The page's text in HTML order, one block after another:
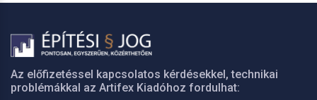
Az előfizetéssel kapcsolatos kérdésekkel, technikai
problémákkal az Artifex Kiadóhoz fordulhat: